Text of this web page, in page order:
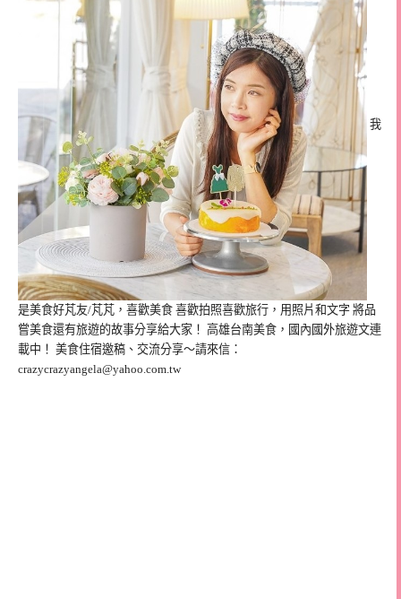
我
是美食好芃友/芃芃，喜歡美食 喜歡拍照喜歡旅行，用照片和文字 將品
嘗美食還有旅遊的故事分享給大家！ 高雄台南美食，國內國外旅遊文連
載中！ 美食住宿邀稿、交流分享～請來信：
crazycrazyangela@yahoo.com.tw